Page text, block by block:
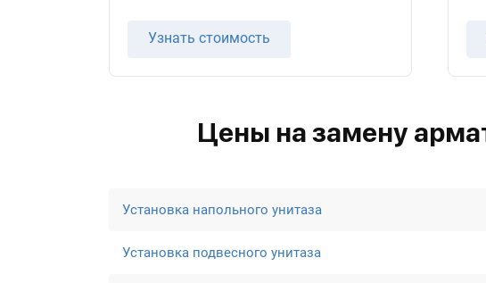
Узнать стоимость
Цены на замену
Установка напольного унитаза
Установка подвесного унитаза